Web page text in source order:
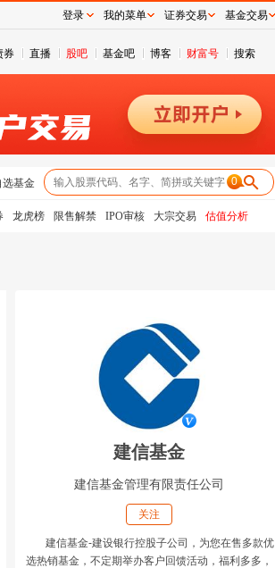
券 直播 股吧 基金吧 博客 财富号 搜索
选基金 0
龙虎榜 限售解禁 IPO审核 大宗交易 估值分析
建信基金
建信基金管理有限责任公司
关注
建信基金-建设银行控股子公司，为您在售多款优
选热销基金，不定期举办客户回馈活动，福利多多，
登录 我的菜单 证券交易 基金交易